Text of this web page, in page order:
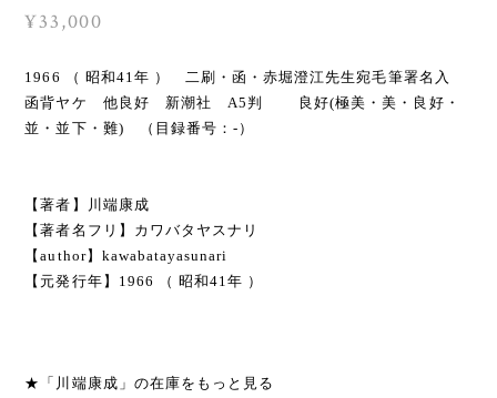
¥33,000
1966 （ 昭和41年 ） 二刷・函・赤堀澄江先生宛毛筆署名入
函背ヤケ 他良好 新潮社 A5判 良好(極美・美・良好・
並・並下・難) （目録番号：-）
【著者】川端康成
【著者名フリ】カワバタヤスナリ
【author】kawabatayasunari
【元発行年】1966 （ 昭和41年 ）
★「川端康成」の在庫をもっと見る